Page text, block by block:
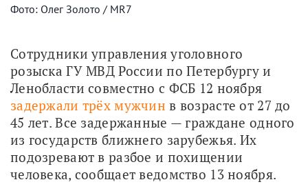
Фото: Олег Золото / MR7
Сотрудники управления уголовного
розыска ГУ МВД России по Петербургу и
задержали трёх мужчин в возрасте от 27 до
45 лет. Все задержанные — граждане одного
из государств ближнего зарубежья. Их
подозревают в разбое и похищении
человека, сообщает ведомство 13 ноября.